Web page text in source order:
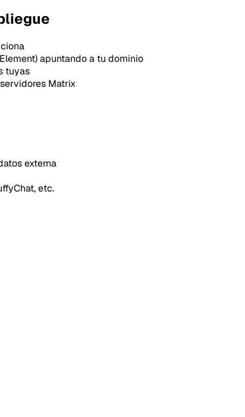
apuntando a tu dominio
tuyas
Matrix
externa
etc.